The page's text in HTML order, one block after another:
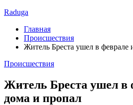
Raduga
Главная
Происшествия
Житель Бреста ушел в феврале
Происшествия
Житель Бреста ушел в
дома и пропал